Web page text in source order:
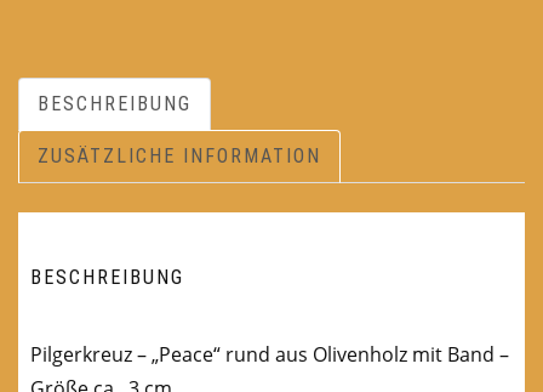
BESCHREIBUNG
ZUSÄTZLICHE INFORMATION
BESCHREIBUNG
Pilgerkreuz – „Peace“ rund aus Olivenholz mit Band –